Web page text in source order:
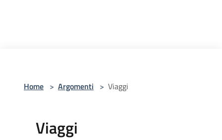
Home > Argomenti > Viaggi
Viaggi